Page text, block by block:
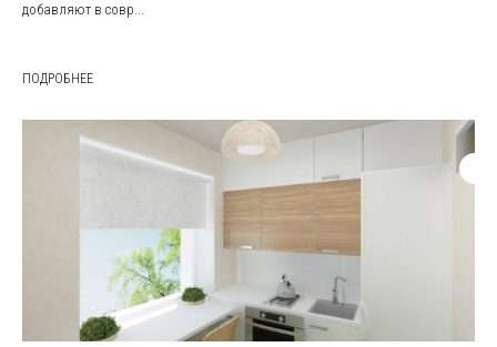
добавляют в совр...
ПОДРОБНЕЕ